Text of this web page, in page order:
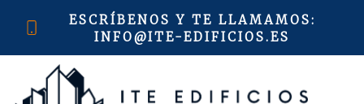
ESCRÍBENOS Y TE LLAMAMOS:
INFO@ITE-EDIFICIOS.ES